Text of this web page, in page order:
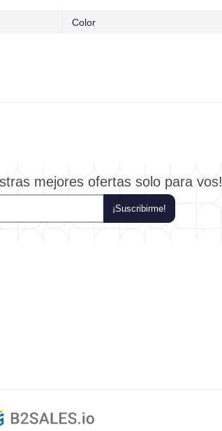
Color
mejores ofertas solo para vos!
¡Suscribirme!